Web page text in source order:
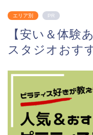
エリア別 PR
【安い＆体験
スタジオおす